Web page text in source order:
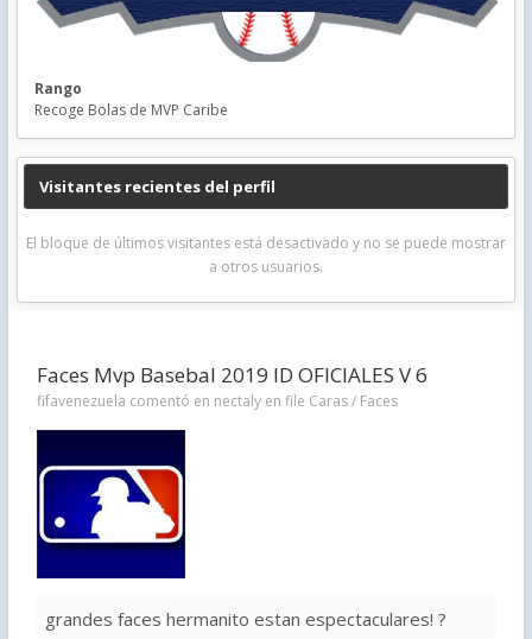
Rango
Recoge Bolas de MVP Caribe
Visitantes recientes del perfil
El bloque de últimos visitantes está desactivado y no se puede mostrar
a otros usuarios.
Faces Mvp Basebal 2019 ID OFICIALES V 6
fifavenezuela comentó en nectaly en file Caras / Faces
grandes faces hermanito estan espectaculares! ?